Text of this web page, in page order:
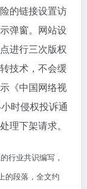
的链接设置访
弹窗。网站设
进行三次版权
技术，不会缓
《中国网络视
时侵权投诉通
理下架请求。
行业共识编写，
的段落，全文约